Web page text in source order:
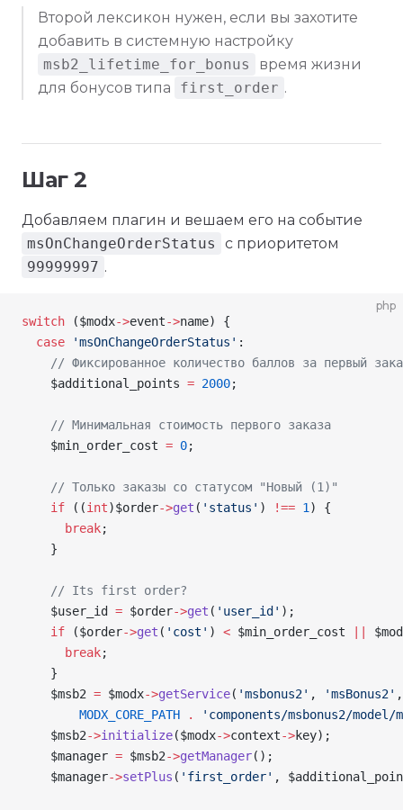
Второй лексикон нужен, если вы захотите
добавить в системную настройку
msb2_lifetime_for_bonus
время жизни
для бонусов типа
first_order .
Шаг 2
Добавляем плагин и вешаем его на событие
msOnChangeOrderStatus
с приоритетом
99999997 .
php
switch ($modx->event->name) {
  case
'msOnChangeOrderStatus' :
// Фиксированное количество баллов за первый
    $additional_points
= 2000;
    // Минимальная стоимость первого заказа
    $min_order_cost
= 0;
    // Только заказы со статусом "Новый (1)"
    if
((int)$order->get ( 'status' ) !== 1 ) {
      break
;
    }
    // Its first order?
    $user_id
= $order->get ( 'user_id' );
    if
($order->get ( 'cost' ) < $min_order_cost
      break
;
    }
    $msb2
= $modx->getService( 'msbonus2' , 'msBonus2' ,
        MODX_CORE_PATH
.
'components/msbonus2/model/
    $msb2
->initialize($modx->context->key);
    $manager
= $msb2->getManager();
    $manager
->setPlus ( 'first_order' ,